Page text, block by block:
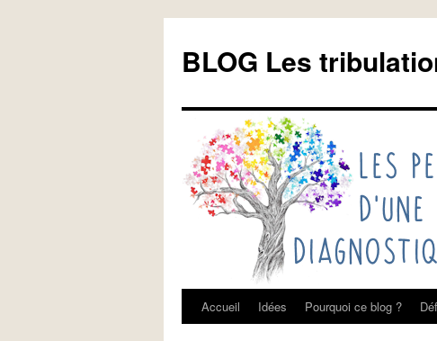
contenu
BLOG Les
Accueil Idées Pourquoi ce blog ?